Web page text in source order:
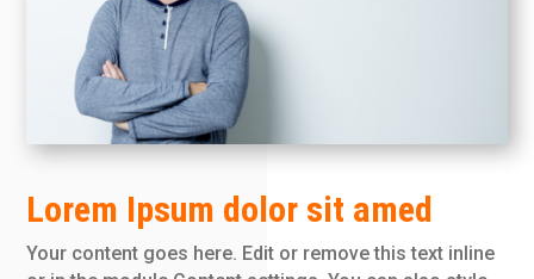
Lorem Ipsum dolor sit amed
Your content goes here. Edit or remove this text inline